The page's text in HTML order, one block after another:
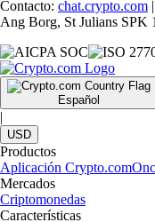
Contacto: chat.crypto.com
Ang Borg, St Julians SPK
Español
|
USD
Productos
Aplicación Crypto.com
Mercados
Criptomonedas
Características